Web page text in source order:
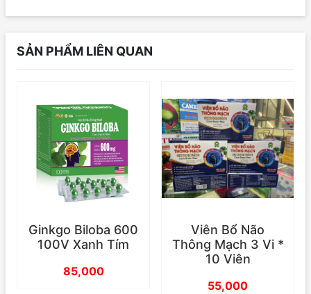
SẢN PHẨM LIÊN QUAN
Ginkgo Biloba 600
100V Xanh Tím
85,000
Viên Bổ Não
Thông Mạch 3 Vi *
10 Viên
55,000